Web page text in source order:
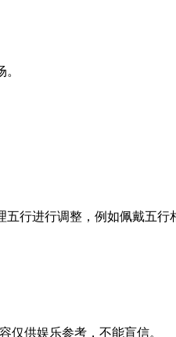
行进行调整，例如佩戴五行
仅供娱乐参考，不能盲信。